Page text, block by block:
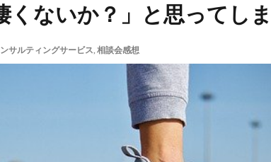
くないか？」と思ってし
サルティングサービス, 相談会感想